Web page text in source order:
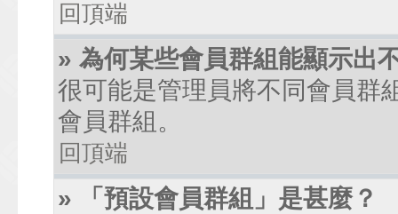
回頂端
» 為何某些會員群組能顯示出
很可能是管理員將不同會員群
會員群組。
回頂端
» 「預設會員群組」是甚麼？